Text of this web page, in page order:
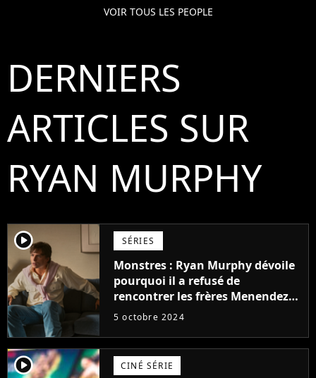
VOIR TOUS LES PEOPLE
DERNIERS
ARTICLES SUR
RYAN MURPHY
player2 SÉRIES
Monstres : Ryan Murphy dévoile
pourquoi il a refusé de
rencontrer les frères Menendez,
"Je n'ai aucune envie de leur
5 octobre 2024
player2 CINÉ SÉRIE